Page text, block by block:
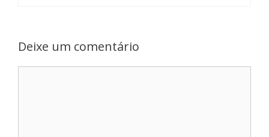
Deixe um comentário